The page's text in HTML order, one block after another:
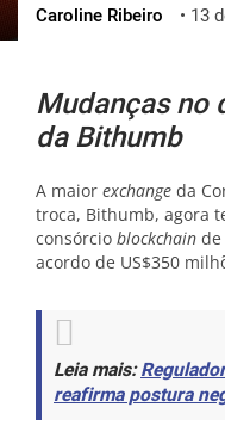
ქართული
vietnamese
Caroline Ribeiro • 13
Mudanças no
da Bithumb
A maior exchange da
troca, Bithumb, agora
consórcio blockchain
acordo de US$350
Leia mais:
reafirma postura